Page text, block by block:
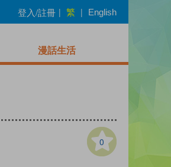
登入/註冊 | 繁 | English
漫話生活
0